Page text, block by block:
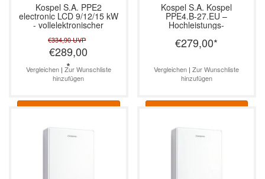
Kospel S.A. PPE2
electronic LCD 9/12/15 kW
- vollelektronischer
€334,90UVP
€289,00
*
Vergleichen| Zur Wunschliste
hinzufügen
Informationen
Kospel S.A. Kospel
PPE4.B-27.EU –
Hochleistungs-
Durchlauferhitzer
elektronisch, 27 kW
€279,00*
Vergleichen |Zur Wunschliste
hinzufügen
Informationen